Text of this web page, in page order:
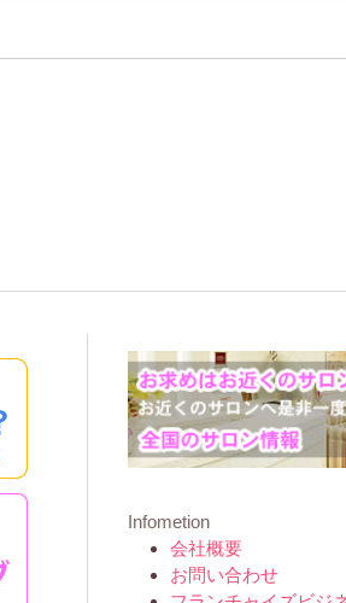
Infometion
会社概要
お問い合わせ